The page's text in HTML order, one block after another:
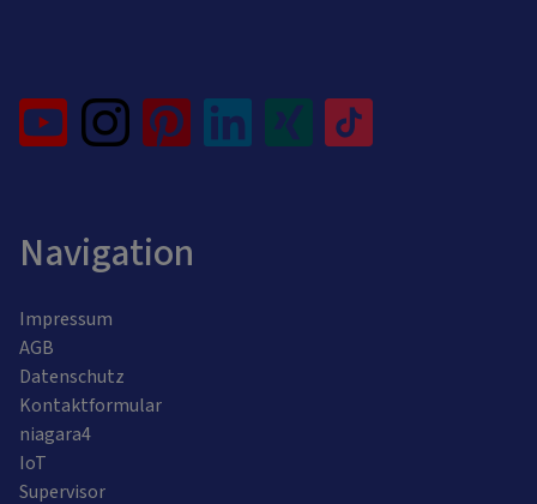
Navigation
Impressum
AGB
Datenschutz
Kontaktformular
niagara4
IoT
Supervisor